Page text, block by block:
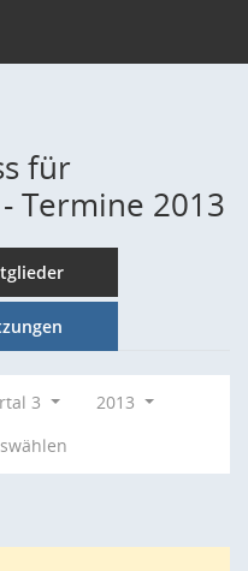
für
Termine 2013
3
2013